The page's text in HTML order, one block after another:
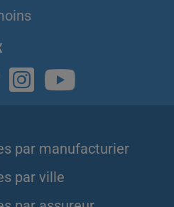
par manufacturier
par ville